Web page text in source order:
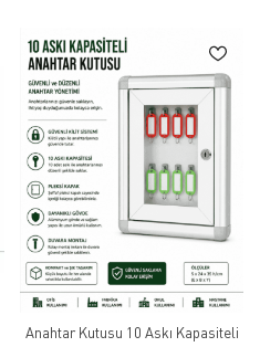
Anahtar Kutusu 10 Askı Kapasiteli